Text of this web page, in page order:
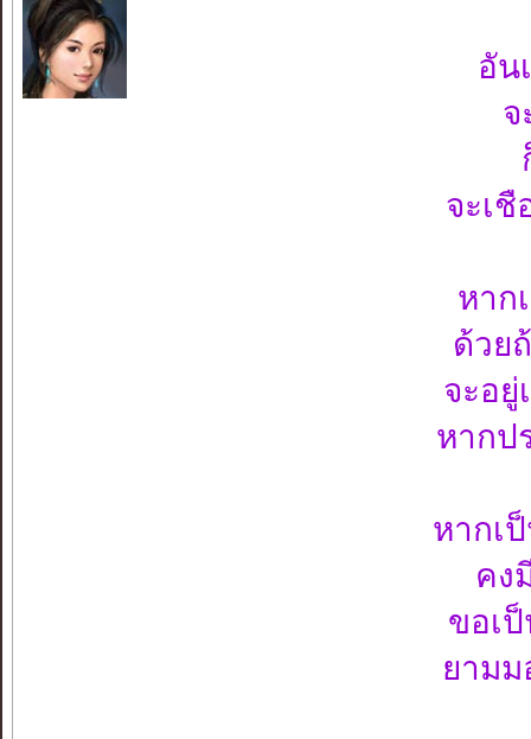
อัน
จ
จะเ
หาก
ด้วย
จะอยู่
หากป
หากเ
คง
ขอเ
ยามม